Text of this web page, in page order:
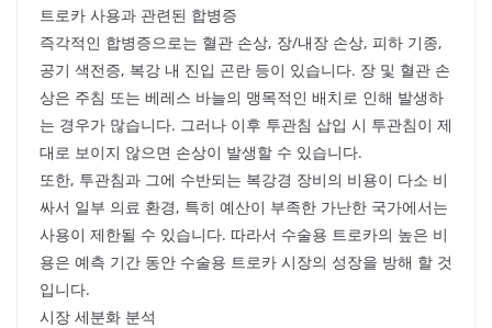
트로카 사용과 관련된 합병증
즉각적인 합병증으로는 혈관 손상, 장/내장 손상, 피하 기종,
공기 색전증, 복강 내 진입 곤란 등이 있습니다. 장 및 혈관 손
상은 주침 또는 베레스 바늘의 맹목적인 배치로 인해 발생하
는 경우가 많습니다. 그러나 이후 투관침 삽입 시 투관침이 제
대로 보이지 않으면 손상이 발생할 수 있습니다.
또한, 투관침과 그에 수반되는 복강경 장비의 비용이 다소 비
싸서 일부 의료 환경, 특히 예산이 부족한 가난한 국가에서는
사용이 제한될 수 있습니다. 따라서 수술용 트로카의 높은 비
용은 예측 기간 동안 수술용 트로카 시장의 성장을 방해 할 것
입니다.
시장 세분화 분석